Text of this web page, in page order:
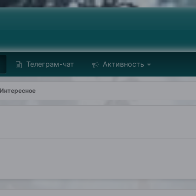
Телеграм-чат Активность
Интересное